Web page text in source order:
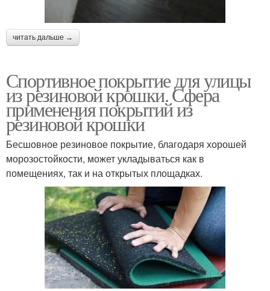
читать дальше →
Спортивное покрытие для улицы
из резиновой крошки. Сфера
применения покрытий из
резиновой крошки
Бесшовное резиновое покрытие, благодаря хорошей
морозостойкости, может укладываться как в
помещениях, так и на открытых площадках.